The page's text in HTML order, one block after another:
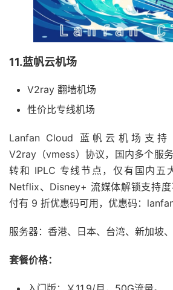
11.蓝帆云机场
V2ray 翻墙机场
性价比专线机场
Lanfan Cloud 蓝帆云机场支持
V2ray（vmess）协议，国内多个服
转和 IPLC 专线节点，仅有国内五
Netflix、Disney+ 流媒体解锁支持
付有 9 折优惠码可用，优惠码：
服务器：香港、日本、台湾、新加坡
套餐价格：